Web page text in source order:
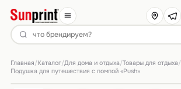
Главная/Каталог/Для дома и отдыха/Товары для отдыха/
Подушка для путешествия с помпой «Push»